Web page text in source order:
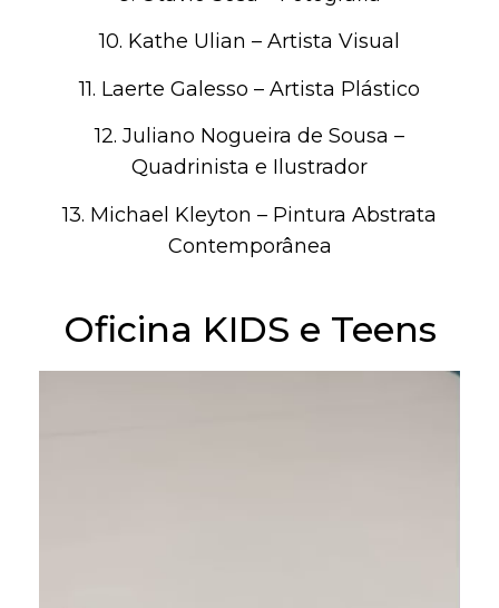
10. Kathe Ulian – Artista Visual
11. Laerte Galesso – Artista Plástico
12. Juliano Nogueira de Sousa –
Quadrinista e Ilustrador
13. Michael Kleyton – Pintura Abstrata
Contemporânea
Oficina KIDS e Teens